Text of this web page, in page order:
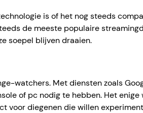
is of het nog steeds
de meeste populaire
soepel blijven draaien.
watchers. Met diensten zoals
of pc nodig te hebben. Het
voor diegenen die willen